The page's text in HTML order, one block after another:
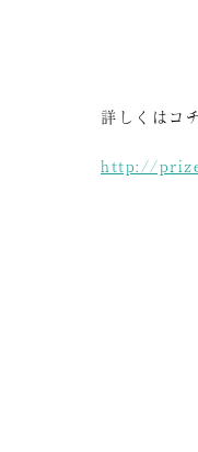
詳しくはコ
http://